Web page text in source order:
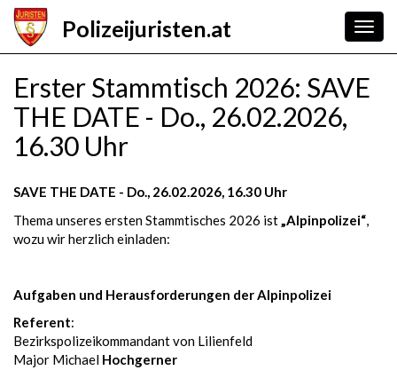
Skip
main
Polizeijuristen.at
Erster Stammtisch 2026: SAVE
THE DATE - Do., 26.02.2026,
16.30 Uhr
SAVE THE DATE - Do., 26.02.2026, 16.30 Uhr
Thema unseres ersten Stammtisches 2026 ist „Alpinpolizei“
wozu wir herzlich einladen:
Aufgaben und Herausforderungen der Alpinpolizei
Referent:
Bezirkspolizeikommandant von Lilienfeld
Major Michael Hochgerner